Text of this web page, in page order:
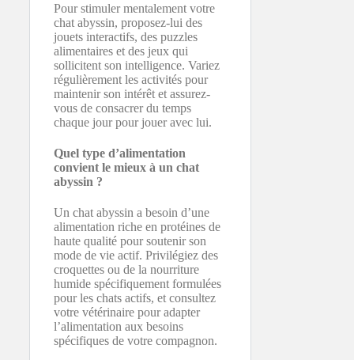
Pour stimuler mentalement votre
chat abyssin, proposez-lui des
jouets interactifs, des puzzles
alimentaires et des jeux qui
sollicitent son intelligence. Variez
régulièrement les activités pour
maintenir son intérêt et assurez-
vous de consacrer du temps
chaque jour pour jouer avec lui.
Quel type d’alimentation
convient le mieux à un chat
abyssin ?
Un chat abyssin a besoin d’une
alimentation riche en protéines de
haute qualité pour soutenir son
mode de vie actif. Privilégiez des
croquettes ou de la nourriture
humide spécifiquement formulées
pour les chats actifs, et consultez
votre vétérinaire pour adapter
l’alimentation aux besoins
spécifiques de votre compagnon.